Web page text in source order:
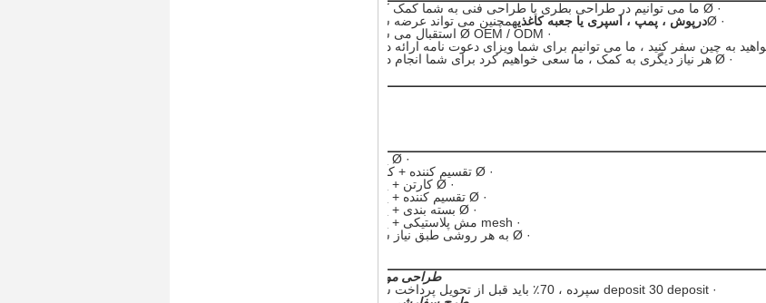
· Ø ما می توانیم در طراحی بطری یا طراحی فنی به شما کمک کنیم.
· Ø
درپوش ، پمپ ، اسپری یا جعبه کاغذیهمچنین می تواند عرضه شود.
· Ø OEM / ODM استقبال می شود.
· Ø هر نیاز دیگری به کمک ، ما سعی خواهیم کرد برای شما انجام دهیم.
· Ø پالت
· Ø تقسیم کننده + کارتن
· Ø کارتن + پالت
· Ø تقسیم کننده + پالت
· Ø بسته بندی + پالت
· mesh مش پلاستیکی + پالت
· Ø به هر روشی طبق نیاز شما.
طراحی موجود
· deposit 30 deposit سپرده ، 70٪ باید قبل از تحویل پرداخت شود!